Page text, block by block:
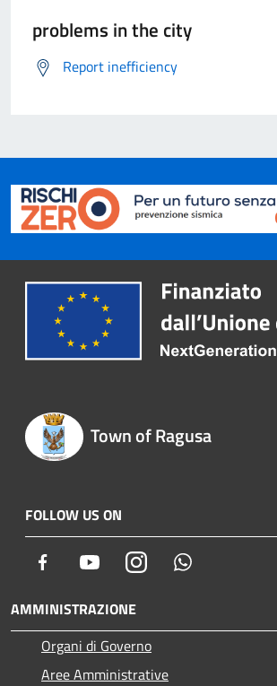
problems in the city
Report inefficiency
Town of Ragusa
FOLLOW US ON
Facebook YoutubeInstagram
AMMINISTRAZIONE
Organi di Governo
Aree Amministrative